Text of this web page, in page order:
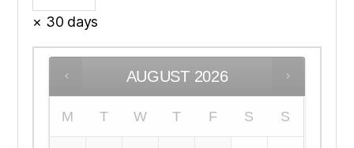
× 30 days
AUGUST 2026
M T W T F S S